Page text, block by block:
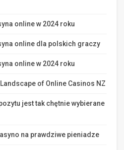
online w 2024 roku
online dla polskich graczy
online w 2024 roku
of Online Casinos NZ
jest tak chętnie wybierane
na prawdziwe pieniadze